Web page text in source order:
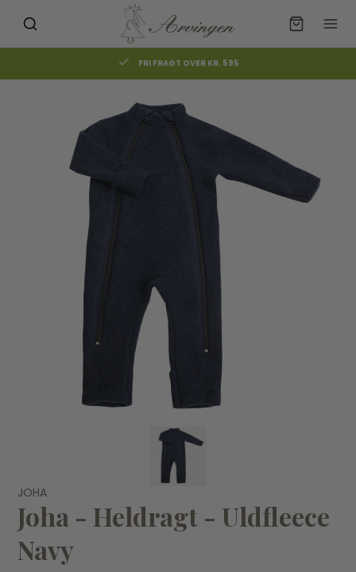
FRI FRAGT OVER KR. 595
Måske kunne nogle af disse
produkter have din interesse?
60
JOHA
Joha - Futter - Navy uld
159,00 kr
JOHA
Joha - Heldragt - Uldfleece
Navy